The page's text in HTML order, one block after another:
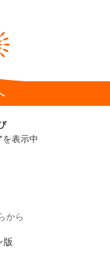
を表示中
から
版